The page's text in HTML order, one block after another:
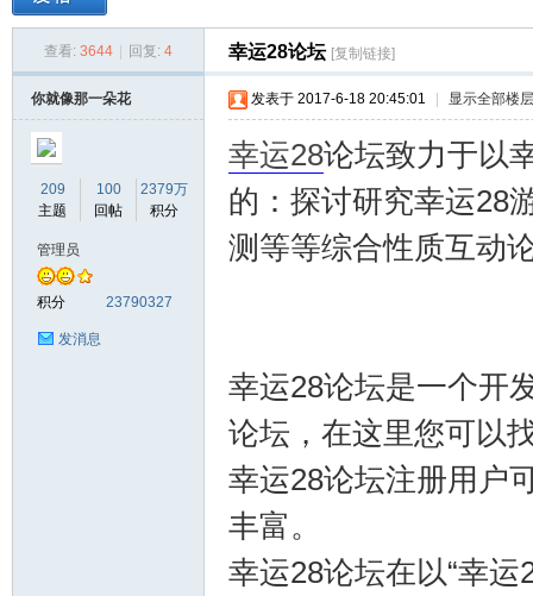
查看: 3644 回复: 4 幸运28论坛 [复制链接]
你就像那一朵花
209
主题
100
回帖
2379万
积分
管理员
积分 23790327
发消息
发表于 2017-6-18 20:45:01 显示全部楼层
幸运28论坛致力于以
的：探讨研究幸运28
测等等综合性质互动
幸运28论坛是一个开
论坛，在这里您可以
幸运28论坛注册用户
丰富。
幸运28论坛在以“幸运